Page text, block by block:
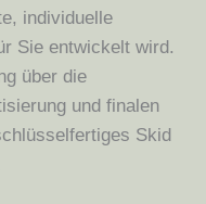
individuelle
Sie entwickelt wird.
über die
und finalen
Skid